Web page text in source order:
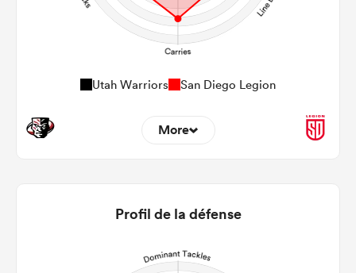
Utah Warriors San Diego Legion
More
22m Conversion
Profil de la défense